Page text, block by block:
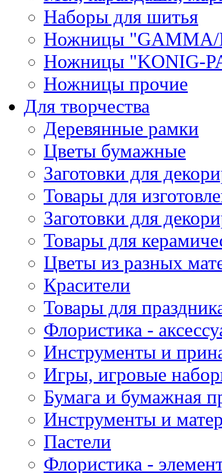
Наборы для шитья
Ножницы "GAMMA/
Ножницы "KONIG-
Ножницы прочие
Для творчества
Деревянные рамки
Цветы бумажные
Заготовки для
Товары для
Заготовки для
Товары для
Цветы из разных
Красители
Товары для
Флористика -
Инструменты и
Игры, игровые
Бумага и бумажная
Инструменты и
Пастели
Флористика -